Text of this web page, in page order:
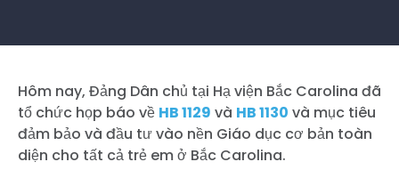
Hôm nay, Đảng Dân chủ tại Hạ viện Bắc Carolina đã
tổ chức họp báo về HB 1129 và HB 1130 và mục tiêu
đảm bảo và đầu tư vào nền Giáo dục cơ bản toàn
diện cho tất cả trẻ em ở Bắc Carolina.